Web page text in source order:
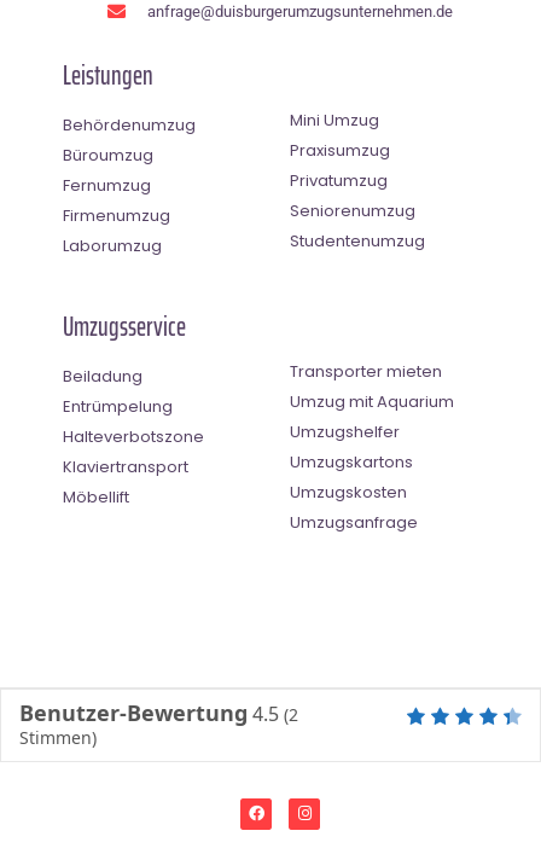
anfrage@duisburgerumzugsunternehmen.de
Leistungen
Behördenumzug
Büroumzug
Fernumzug
Firmenumzug
Laborumzug
Mini Umzug
Praxisumzug
Privatumzug
Seniorenumzug
Studentenumzug
Umzugsservice
Beiladung
Entrümpelung
Halteverbotszone
Klaviertransport
Möbellift
Transporter mieten
Umzug mit Aquarium
Umzugshelfer
Umzugskartons
Umzugskosten
Umzugsanfrage
Benutzer-Bewertung 4.5 (2
Stimmen)